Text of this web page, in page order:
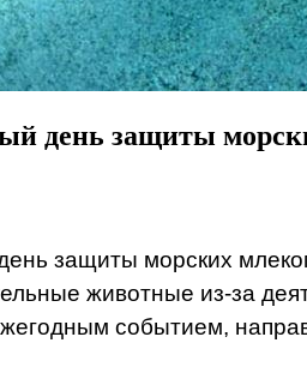
день защиты
защиты морских
животные из-за
событием,